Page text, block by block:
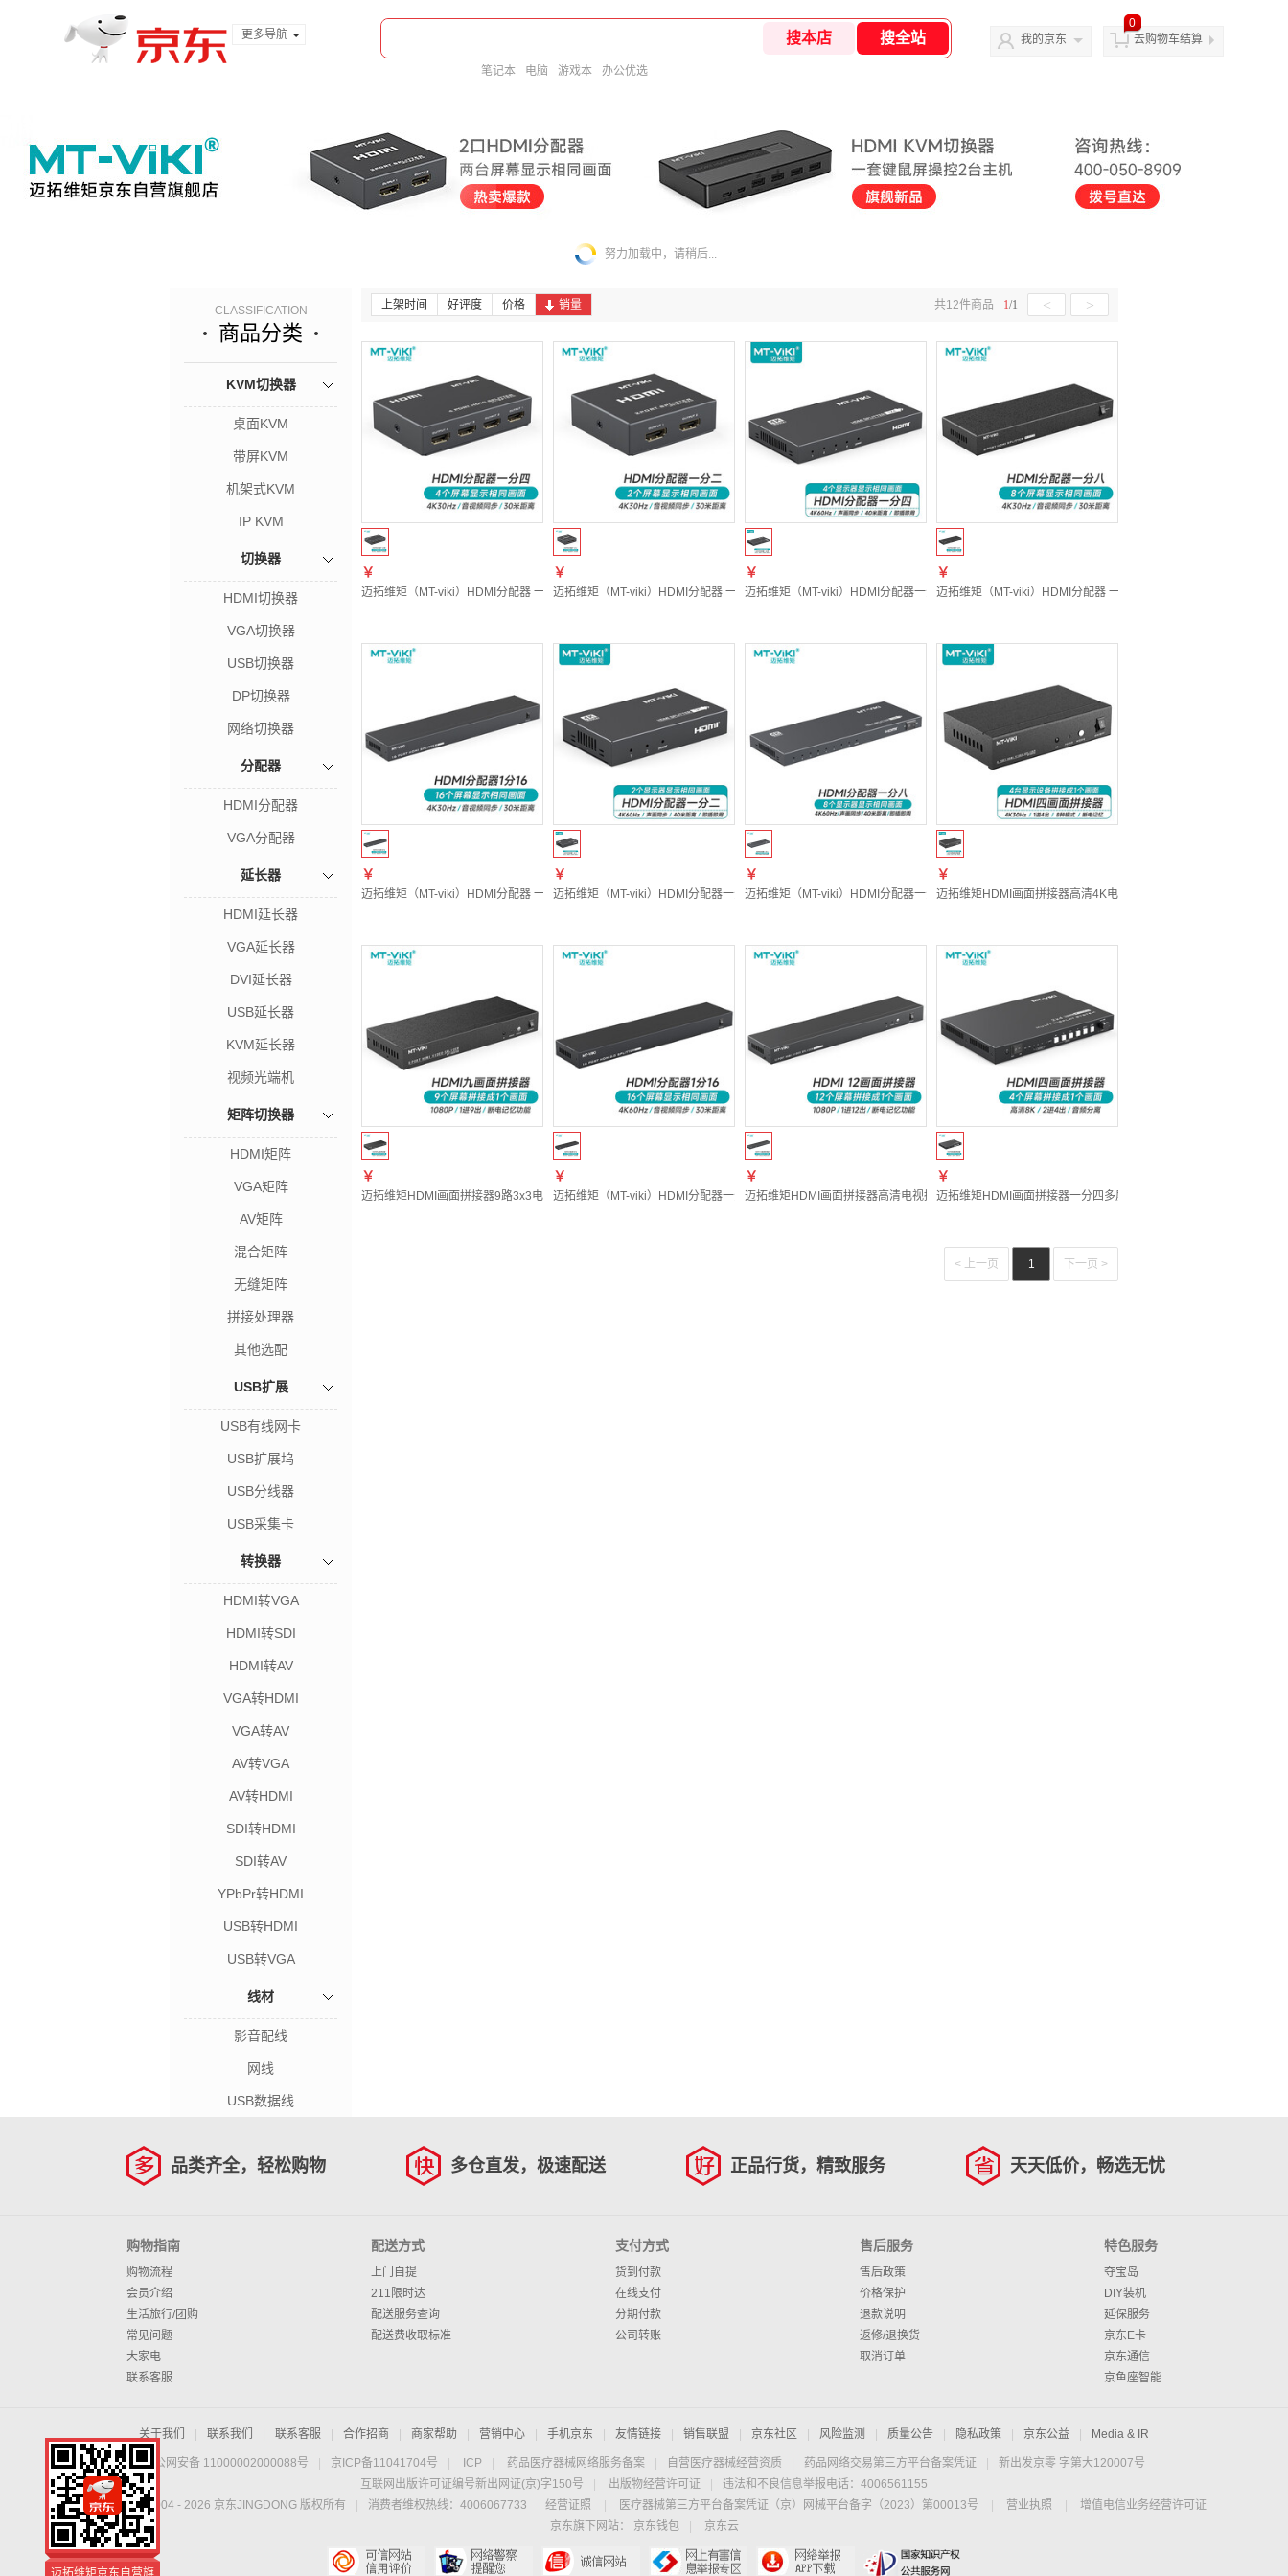
更多导航
笔记本 电脑 游戏本 办公优选
我的京东
0
去购物车结算
努力加载中，请稍后...
CLASSIFICATION
商品分类
KVM切换器
桌面KVM
带屏KVM
机架式KVM
IP KVM
切换器
HDMI切换器
VGA切换器
USB切换器
DP切换器
网络切换器
分配器
HDMI分配器
VGA分配器
延长器
HDMI延长器
VGA延长器
DVI延长器
USB延长器
KVM延长器
视频光端机
矩阵切换器
HDMI矩阵
VGA矩阵
AV矩阵
混合矩阵
无缝矩阵
拼接处理器
其他选配
USB扩展
USB有线网卡
USB扩展坞
USB分线器
USB采集卡
转换器
HDMI转VGA
HDMI转SDI
HDMI转AV
VGA转HDMI
VGA转AV
AV转VGA
AV转HDMI
SDI转HDMI
SDI转AV
YPbPr转HDMI
USB转HDMI
USB转VGA
线材
影音配线
网线
USB数据线
上架时间 好评度 价格 销量 1/1 < >
共12件商品
￥
迈拓维矩（MT-viki）HDMI分配器 一分四 电脑显示器分屏器 高清视频 1进4出 一进四出 MT-SP104M
￥
迈拓维矩（MT-viki）HDMI分配器 一分二 电脑显示器分屏器 高清视频屏幕共享器 1进2出 一进二出 MT-SP102M
￥
迈拓维矩（MT-viki）HDMI分配器一分四高清4K 60Hz分屏器一进四出 电脑连接投影仪电视机 MT-SP144
￥
迈拓维矩（MT-viki）HDMI分配器 一分八 1进8出 高清分屏器 一进八
￥
迈拓维矩（MT-viki）HDMI分配器 一分十六 1进16出 高清分屏器 一进十六出 MT-SP1016
￥
迈拓维矩（MT-viki）HDMI分配器一分二高清4K 60Hz分屏器一进二出 电脑连接投影仪电视机 MT-SP142
￥
迈拓维矩（MT-viki）HDMI分配器一分八高清4K 60Hz分屏器一进八出 电脑连接投影仪电视机 MT-SP148
￥
迈拓维矩HDMI画面拼接器高清4K电视屏幕拼接屏控制器多屏宝4路
￥
迈拓维矩HDMI画面拼接器9路3x3电视拼接屏多屏宝控制盒液晶屏融合处理器 MT-HD0109
￥
迈拓维矩（MT-viki）HDMI分配器一分十六高清4K 60Hz分屏器投影仪液晶电视机同屏器 MT-SP1416
￥
迈拓维矩HDMI画面拼接器高清电视拼接屏多屏宝控制盒四八画面视频融合处理器 MT-HD0112
￥
迈拓维矩HDMI画面拼接器一分四多屏宝电视拼接盒控制器四画面融
< 上一页 1 下一页 >
品类齐全，轻松购物 多仓直发，极速配送 正品行货，精致服务 天天低价，畅选无忧
购物指南
购物流程
会员介绍
生活旅行/团购
常见问题
大家电
联系客服
配送方式
上门自提
211限时达
配送服务查询
配送费收取标准
支付方式
货到付款
在线支付
分期付款
公司转账
售后服务
售后政策
价格保护
退款说明
返修/退换货
取消订单
特色服务
夺宝岛
DIY装机
延保服务
京东E卡
京东通信
京鱼座智能
关于我们 联系我们 联系客服 合作招商 商家帮助 营销中心 手机京东 友情链接 销售联盟 京东社区 风险监测 质量公告 隐私政策 京东公益 Media & IR
京公网安备 11000002000088号 京ICP备11041704号 ICP 药品医疗器械网络服务备案 自营医疗器械经营资质 药品网络交易第三方平台备案凭证
新出发京零 字第大120007号
互联网出版许可证编号新出网证(京)字150号
出版物经营许可证
违法和不良信息举报电话：4006561155
Copyright © 2004 - 2026 京东JINGDONG 版权所有 消费者维权热线：4006067733 经营证照 医疗器械第三方平台备案凭证（京）网械平台备字（2023）第00013号 营业执照
增值电信业务经营许可证
京东旗下网站：
京东钱包
京东云
迈拓维矩京东自营旗
舰店
迈拓维矩京东自营旗